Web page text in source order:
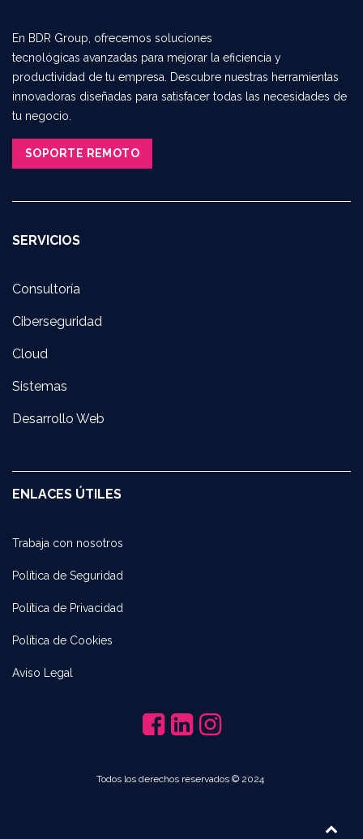
En BDR Group, ofrecemos soluciones
tecnológicas avanzadas para mejorar la eficiencia y
productividad de tu empresa. Descubre nuestras herramientas
innovadoras diseñadas para satisfacer todas las necesidades de
tu negocio.
SOPORTE REMOTO​​​​
SERVICIOS
Consultoría
Ciberseguridad
Cloud
Sistemas
Desarrollo Web
ENLACES ÚTILES
Trabaja con noso​tros
Política de Seguridad
Política de Privacidad
Política de Cookies
Aviso Legal
​
Todos los derechos reservados © 2024